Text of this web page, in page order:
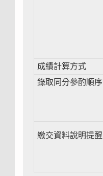
成績計算方式
錄取同分參酌順序
繳交資料說明提醒